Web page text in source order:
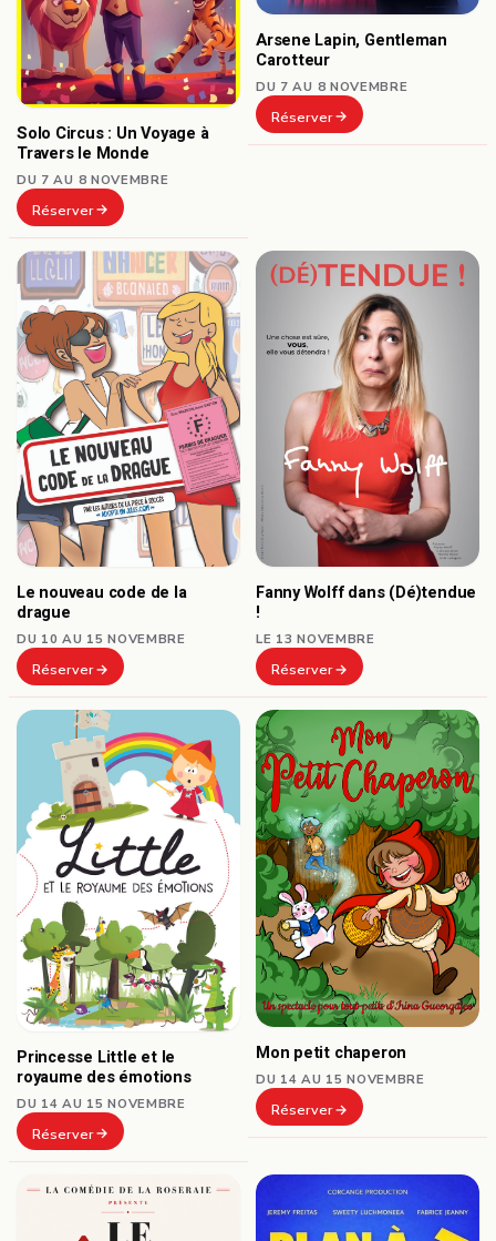
Solo Circus : Un Voyage à
Travers le Monde
DU 7 AU 8 NOVEMBRE
Réserver
Arsene Lapin, Gentleman
Carotteur
DU 7 AU 8 NOVEMBRE
Réserver
Le nouveau code de la
drague
DU 10 AU 15 NOVEMBRE
Réserver
Fanny Wolff dans (Dé)tendue
!
LE 13 NOVEMBRE
Réserver
Princesse Little et le
royaume des émotions
DU 14 AU 15 NOVEMBRE
Réserver
Mon petit chaperon
DU 14 AU 15 NOVEMBRE
Réserver